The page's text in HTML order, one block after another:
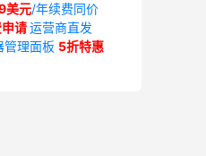
美元/年续费同价
请运营商直发
管理面板 5折特惠